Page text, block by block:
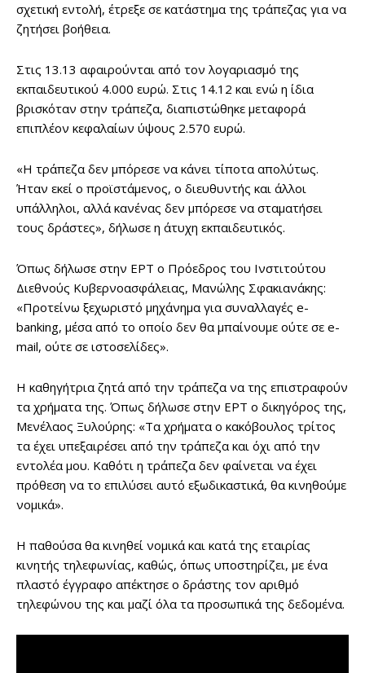
σχετική εντολή, έτρεξε σε κατάστημα της τράπεζας για να
ζητήσει βοήθεια.
Στις 13.13 αφαιρούνται από τον λογαριασμό της
εκπαιδευτικού 4.000 ευρώ. Στις 14.12 και ενώ η ίδια
βρισκόταν στην τράπεζα, διαπιστώθηκε μεταφορά
επιπλέον κεφαλαίων ύψους 2.570 ευρώ.
«Η τράπεζα δεν μπόρεσε να κάνει τίποτα απολύτως.
Ήταν εκεί ο προϊστάμενος, ο διευθυντής και άλλοι
υπάλληλοι, αλλά κανένας δεν μπόρεσε να σταματήσει
τους δράστες», δήλωσε η άτυχη εκπαιδευτικός.
Όπως δήλωσε στην ΕΡΤ ο Πρόεδρος του Ινστιτούτου
Διεθνούς Κυβερνοασφάλειας, Μανώλης Σφακιανάκης:
«Προτείνω ξεχωριστό μηχάνημα για συναλλαγές e-
banking, μέσα από το οποίο δεν θα μπαίνουμε ούτε σε e-
mail, ούτε σε ιστοσελίδες».
Η καθηγήτρια ζητά από την τράπεζα να της επιστραφούν
τα χρήματα της. Όπως δήλωσε στην ΕΡΤ ο δικηγόρος της,
Μενέλαος Ξυλούρης: «Τα χρήματα ο κακόβουλος τρίτος
τα έχει υπεξαιρέσει από την τράπεζα και όχι από την
εντολέα μου. Καθότι η τράπεζα δεν φαίνεται να έχει
πρόθεση να το επιλύσει αυτό εξωδικαστικά, θα κινηθούμε
νομικά».
Η παθούσα θα κινηθεί νομικά και κατά της εταιρίας
κινητής τηλεφωνίας, καθώς, όπως υποστηρίζει, με ένα
πλαστό έγγραφο απέκτησε ο δράστης τον αριθμό
τηλεφώνου της και μαζί όλα τα προσωπικά της δεδομένα.